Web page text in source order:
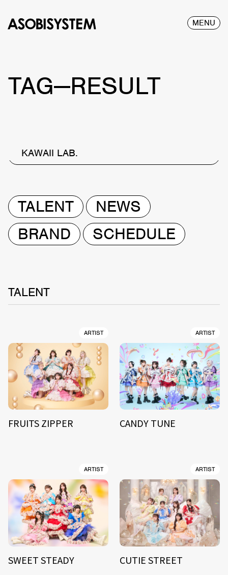
MENU
TAG—RESULT
KAWAII LAB.
TALENT
NEWS
BRAND
SCHEDULE
TALENT
ARTIST
FRUITS ZIPPER
ARTIST
CANDY TUNE
ARTIST
SWEET STEADY
ARTIST
CUTIE STREET